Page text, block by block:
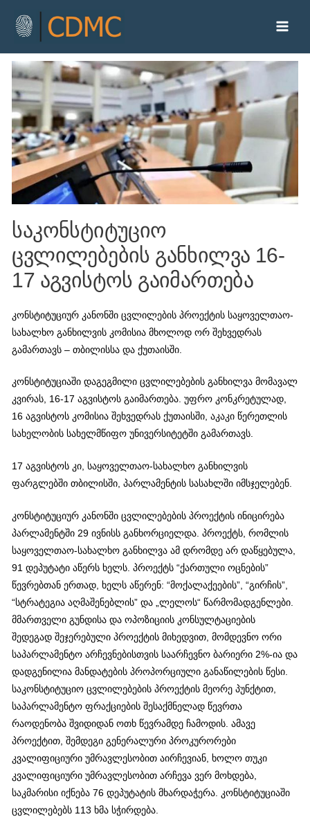
საკონსტიტუციო
ცვლილებების განხილვა 16-
17 აგვისტოს გაიმართება
კონსტიტუციურ კანონში ცვლილების პროექტის საყოველთაო-
სახალხო განხილვის კომისია მხოლოდ ორ შეხვედრას
გამართავს – თბილისსა და ქუთაისში.
კონსტიტუციაში დაგეგმილი ცვლილებების განხილვა მომავალ
კვირას, 16-17 აგვისტოს გაიმართება. უფრო კონკრეტულად,
16 აგვისტოს კომისია შეხვედრას ქუთაისში, აკაკი წერეთლის
სახელობის სახელმწიფო უნივერსიტეტში გამართავს.
17 აგვისტოს კი, საყოველთაო-სახალხო განხილვის
ფარგლებში თბილისში, პარლამენტის სასახლში იმსჯელებენ.
კონსტიტუციურ კანონში ცვლილებების პროექტის ინიცირება
პარლამენტში 29 ივნისს განხორციელდა. პროექტს, რომლის
საყოველთაო-სახალხო განხილვა ამ დრომდე არ დაწყებულა,
91 დეპუტატი აწერს ხელს. პროექტს “ქართული ოცნების”
წევრებთან ერთად, ხელს აწერენ: “მოქალაქეების”, “გირჩის”,
“სტრატეგია აღმაშენებლის” და „ლელოს“ წარმომადგენლები.
მმართველი გუნდისა და ოპოზიციის კონსულტაციების
შედეგად შეჯერებული პროექტის მიხედვით, მომდევნო ორი
საპარლამენტო არჩევნებისთვის საარჩევნო ბარიერი 2%-ია და
დადგენილია მანდატების პროპორციული განაწილების წესი.
საკონსტიტუციო ცვლილებების პროექტის მეორე პუნქტით,
საპარლამენტო ფრაქციების შესაქმნელად წევრთა
რაოდენობა შვიდიდან ოთხ წევრამდე ჩამოდის. ამავე
პროექტით, შემდეგი გენერალური პროკურორები
კვალიფიციური უმრავლესობით აირჩევიან, ხოლო თუკი
კვალიფიციური უმრავლესობით არჩევა ვერ მოხდება,
საკმარისი იქნება 76 დეპუტატის მხარდაჭერა. კონსტიტუციაში
ცვლილებებს 113 ხმა სჭირდება.